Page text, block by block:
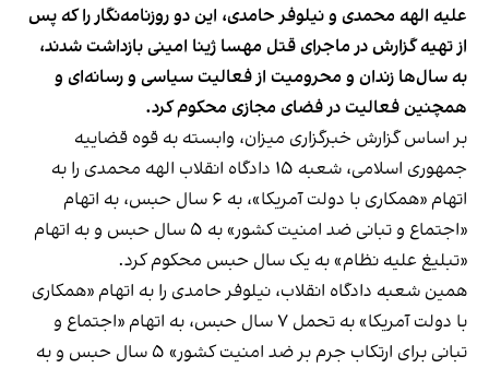
علیه الهه محمدی و نیلوفر حامدی، این دو روزنامه‌نگار را که پس
از تهیه گزارش در ماجرای قتل مهسا ژینا امینی بازداشت شدند،
به سال‌ها زندان و محرومیت از فعالیت سیاسی و رسانه‌ای و
همچنین فعالیت در فضای مجازی محکوم کرد.
بر اساس گزارش خبرگزاری میزان، وابسته به قوه قضاییه
جمهوری اسلامی، شعبه ۱۵ دادگاه انقلاب الهه محمدی را به
اتهام «همکاری با دولت آمریکا»، به ۶ سال حبس، به اتهام
«اجتماع و تبانی ضد امنیت کشور» به ۵ سال حبس و به اتهام
«تبلیغ علیه نظام» به یک سال حبس محکوم کرد.
همین شعبه دادگاه انقلاب، نیلوفر حامدی را به اتهام «همکاری
با دولت آمریکا» به تحمل ۷ سال حبس، به اتهام «اجتماع و
تبانی برای ارتکاب جرم بر ضد امنیت کشور» ۵ سال حبس و به